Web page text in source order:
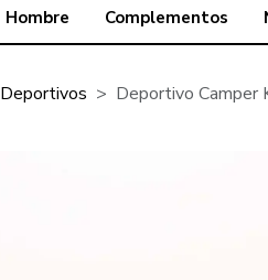
Hombre Complementos
Deportivos Deportivo